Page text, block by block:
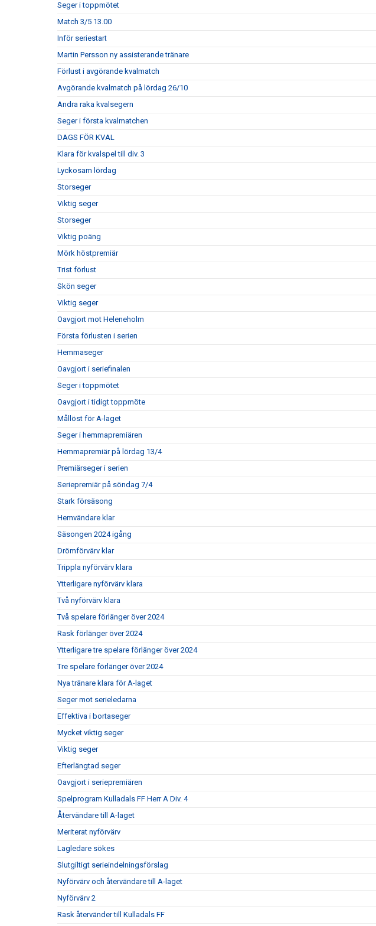
Seger i toppmötet
Match 3/5 13.00
Inför seriestart
Martin Persson ny assisterande tränare
Förlust i avgörande kvalmatch
Avgörande kvalmatch på lördag 26/10
Andra raka kvalsegern
Seger i första kvalmatchen
DAGS FÖR KVAL
Klara för kvalspel till div. 3
Lyckosam lördag
Storseger
Viktig seger
Storseger
Viktig poäng
Mörk höstpremiär
Trist förlust
Skön seger
Viktig seger
Oavgjort mot Heleneholm
Första förlusten i serien
Hemmaseger
Oavgjort i seriefinalen
Seger i toppmötet
Oavgjort i tidigt toppmöte
Mållöst för A-laget
Seger i hemmapremiären
Hemmapremiär på lördag 13/4
Premiärseger i serien
Seriepremiär på söndag 7/4
Stark försäsong
Hemvändare klar
Säsongen 2024 igång
Drömförvärv klar
Trippla nyförvärv klara
Ytterligare nyförvärv klara
Två nyförvärv klara
Två spelare förlänger över 2024
Rask förlänger över 2024
Ytterligare tre spelare förlänger över 2024
Tre spelare förlänger över 2024
Nya tränare klara för A-laget
Seger mot serieledarna
Effektiva i bortaseger
Mycket viktig seger
Viktig seger
Efterlängtad seger
Oavgjort i seriepremiären
Spelprogram Kulladals FF Herr A Div. 4
Återvändare till A-laget
Meriterat nyförvärv
Lagledare sökes
Slutgiltigt serieindelningsförslag
Nyförvärv och återvändare till A-laget
Nyförvärv 2
Rask återvänder till Kulladals FF